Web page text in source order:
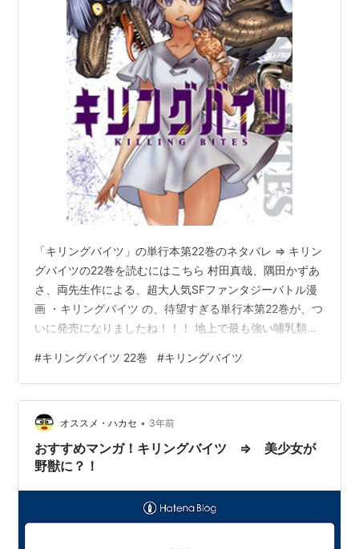
塚本鮎美：天野真実
ナレーション：諏訪部順一
オープニングテーマ「killing bites」
作詞・作曲・編曲：八木沼悟志 / 歌：fripSide
エンディングテーマ「ケダモノダモノ」
作詞：菅原卓郎 / 作曲：滝善充 / 歌：キツネツキ
リスト::アニメ作品//タイトル/か行
リスト::アニメ作
キリングバイツ (マンガ 【 きりんぐばいつ 】
原作：村田真哉、作画：隅田かずあさによる漫画。
月刊ヒーローズ（ヒーローズ）にて2014年1号から連載
中。
を持つ少女を主役に、人の頭脳と獣の戦闘力を持っ
た“獣人”同士の決闘「牙闘（
たバトルアクション。
アニメ化が決定。
「キリングバイツ」の単行本第22巻のネタバレ ⇒ キリン
グバイツの22巻を読むにはこちら 村田真哉、隅田かずあ
さ、両先生作による、超大人気SFファンタジーバトル漫
画 ・キリングバイツ の、待望すぎる単行本第22巻が、つ
いに発売になりましたね！！！ 地上で最も強い哺乳類は
持つ「象」 強さ＝重さ そして、象は、かつての恐竜と同
じ質量を誇るという。 この地上で唯一、「象」だけが捕
食される天敵を持たない。 唯一の例外を除い
て・・・・・・(ﾟＡﾟ;)ｺﾞｸﾘ そう、この地上で、唯一、ラ
イオン（群れ）だけが「象」を狩ることができる動物。
つまり、ライオン…
#キリングバイツ 22巻 #キリングバイツ
オススメ・ハカセ • 3年前
おすすめマンガ！キリングバイツ ⇒ 美少女が
野獣に？！